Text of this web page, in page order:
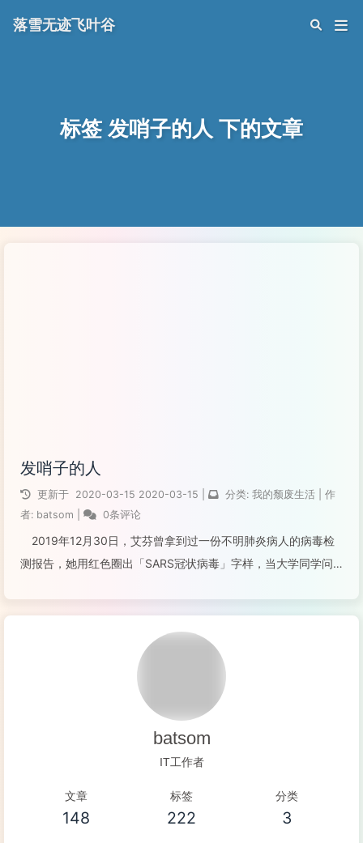
标签 发哨子的人 下的文章
落雪无迹飞叶谷
发哨子的人
更新于 2020-03-15 2020-03-15 分类: 我的颓废生活
作
者: batsom 0条评论
2019年12月30日，艾芬曾拿到过一份不明肺炎病人的病毒检
测报告，她用红色圈出「SARS冠状病毒」字样，当大学同学问
batsom
IT工作者
文章
148
标签
222
分类
3